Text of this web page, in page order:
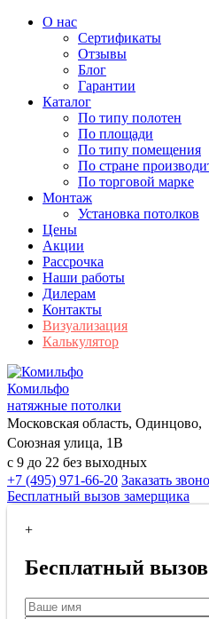
О нас
Сертификаты
Отзывы
Блог
Гарантии
Каталог
По типу полотен
По площади
По типу помещения
По стране
По торговой марке
Монтаж
Установка потолков
Цены
Акции
Рассрочка
Наши работы
Дилерам
Контакты
Визуализация
Калькулятор
Комильфо
натяжные потолки
Московская область, Одинцово,
Союзная улица, 1В
с 9 до 22 без выходных
+7 (495) 971-66-20 Заказать
Бесплатный вызов замерщика
+
Бесплатный